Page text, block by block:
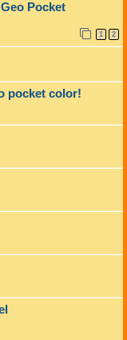
Pocket
1 2
pocket color!